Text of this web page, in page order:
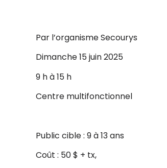
Par l’organisme Secourys
Dimanche 15 juin 2025
9 h à 15 h
Centre multifonctionnel
Public cible : 9 à 13 ans
Coût : 50 $ + tx,